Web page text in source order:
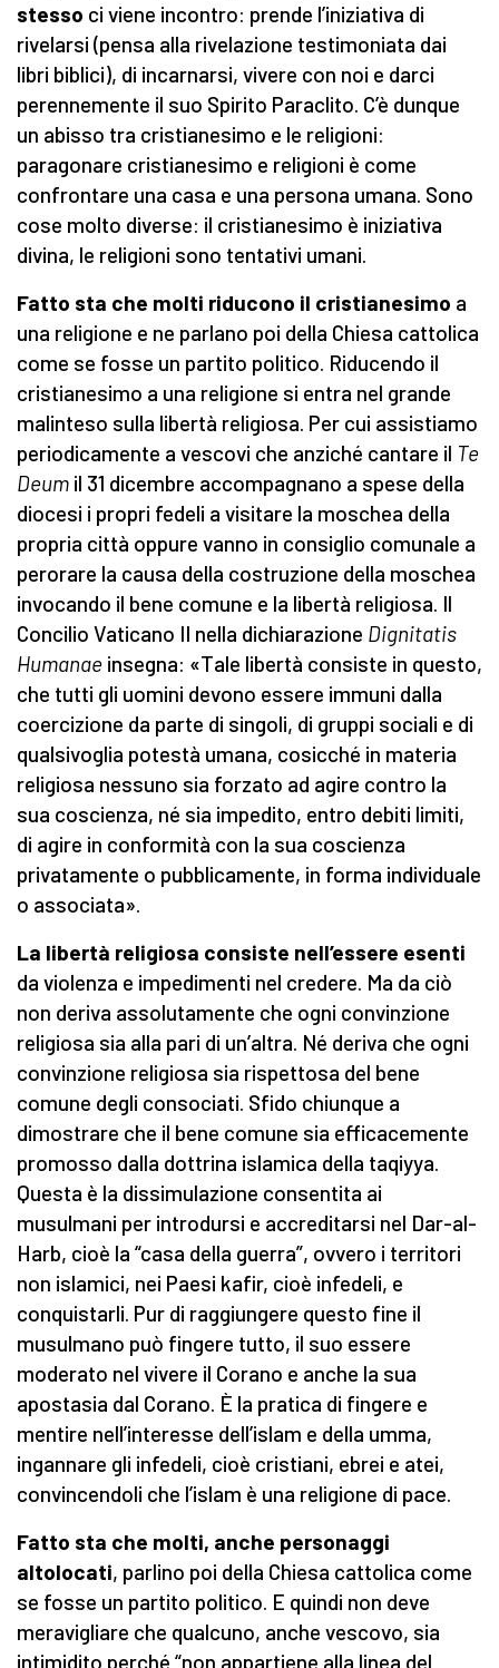
stesso ci viene incontro: prende l’iniziativa di
rivelarsi (pensa alla rivelazione testimoniata dai
libri biblici), di incarnarsi, vivere con noi e darci
perennemente il suo Spirito Paraclito. C’è dunque
un abisso tra cristianesimo e le religioni:
paragonare cristianesimo e religioni è come
confrontare una casa e una persona umana. Sono
cose molto diverse: il cristianesimo è iniziativa
divina, le religioni sono tentativi umani.
Fatto sta che molti riducono il cristianesimo a
una religione e ne parlano poi della Chiesa cattolica
come se fosse un partito politico. Riducendo il
cristianesimo a una religione si entra nel grande
malinteso sulla libertà religiosa. Per cui assistiamo
periodicamente a vescovi che anziché cantare il Te
Deum il 31 dicembre accompagnano a spese della
diocesi i propri fedeli a visitare la moschea della
propria città oppure vanno in consiglio comunale a
perorare la causa della costruzione della moschea
invocando il bene comune e la libertà religiosa. Il
Concilio Vaticano II nella dichiarazione Dignitatis
Humanae insegna: «Tale libertà consiste in questo,
che tutti gli uomini devono essere immuni dalla
coercizione da parte di singoli, di gruppi sociali e di
qualsivoglia potestà umana, cosicché in materia
religiosa nessuno sia forzato ad agire contro la
sua coscienza, né sia impedito, entro debiti limiti,
di agire in conformità con la sua coscienza
privatamente o pubblicamente, in forma individuale
o associata».
La libertà religiosa consiste nell’essere esenti
da violenza e impedimenti nel credere. Ma da ciò
non deriva assolutamente che ogni convinzione
religiosa sia alla pari di un’altra. Né deriva che ogni
convinzione religiosa sia rispettosa del bene
comune degli consociati. Sfido chiunque a
dimostrare che il bene comune sia efficacemente
promosso dalla dottrina islamica della taqiyya.
Questa è la dissimulazione consentita ai
musulmani per introdursi e accreditarsi nel Dar-al-
Harb, cioè la “casa della guerra”, ovvero i territori
non islamici, nei Paesi kafir, cioè infedeli, e
conquistarli. Pur di raggiungere questo fine il
musulmano può fingere tutto, il suo essere
moderato nel vivere il Corano e anche la sua
apostasia dal Corano. È la pratica di fingere e
mentire nell’interesse dell’islam e della umma,
ingannare gli infedeli, cioè cristiani, ebrei e atei,
convincendoli che l’islam è una religione di pace.
Fatto sta che molti, anche personaggi
altolocati, parlino poi della Chiesa cattolica come
se fosse un partito politico. E quindi non deve
meravigliare che qualcuno, anche vescovo, sia
intimidito perché “non appartiene alla linea del